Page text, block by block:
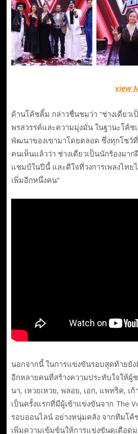
view
ด้านโค้ชคิ้ม กล่าวชื่นชมว่า “ช่างเดี่ยว
พรสวรรค์และความมุ่งมั่น ในฐานะโค้ช
พัฒนาของเขามาโดยตลอด ซึ่งทุกโชว์
คนเห็นแล้วว่า ช่างเดี่ยวเป็นนักร้องมา
แชมป์ในปีนี้ และดีใจที่วงการเพลงไ
เพิ่มอีกหนึ่งคน”
นอกจากนี้ ในการแข่งขันรอบสุดท้ายยั
อีกหลายคนที่สร้างความประทับใจให้ผู้
นา, เหวยเหวย, พลอย, เอก, แพทริค, เ
เป็นครั้งแรกที่มีผู้เข้าแข่งขันจาก The
รอบออนไลน์ อย่างหนุ่มคลัง จากทีมโ
เพิ่มความเข้มข้นให้การแข่งขันดุเดือด